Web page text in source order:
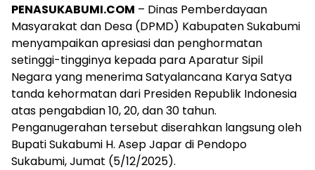
PENASUKABUMI.COM – Dinas Pemberdayaan
Masyarakat dan Desa (DPMD) Kabupaten Sukabumi
menyampaikan apresiasi dan penghormatan
setinggi-tingginya kepada para Aparatur Sipil
Negara yang menerima Satyalancana Karya Satya
tanda kehormatan dari Presiden Republik Indonesia
atas pengabdian 10, 20, dan 30 tahun.
Penganugerahan tersebut diserahkan langsung oleh
Bupati Sukabumi H. Asep Japar di Pendopo
Sukabumi, Jumat (5/12/2025).